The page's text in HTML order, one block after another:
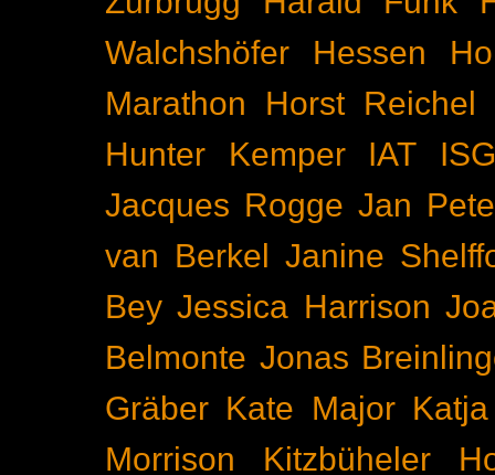
Walchshöfer
Hessen
Marathon
Horst Reichel
Hunter Kemper
IAT
Jacques Rogge Jan
van Berkel
Janine
Bey Jessica Harrison
Belmonte Jonas
Gräber Kate Major
Morrison
Kitzbüheler